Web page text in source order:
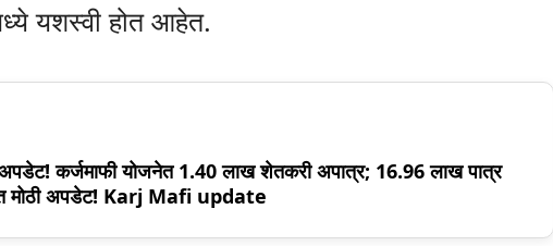
यशस्वी होत आहेत.
कर्जमाफी योजनेत 1.40 लाख शेतकरी अपात्र; 16.96 लाख पात्र
मोठी अपडेट! Karj Mafi update